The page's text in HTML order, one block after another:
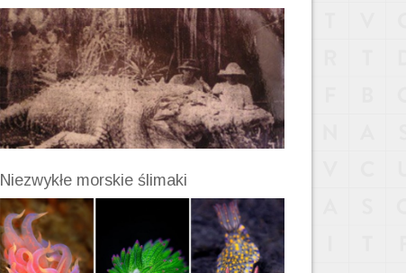
Niezwykłe morskie ślimaki